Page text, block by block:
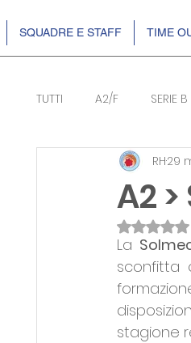
SQUADRE E STAFF TIME
TUTTI A2/F SERIE
EVENTI
A2
RH29
La
sconfitta
stagione